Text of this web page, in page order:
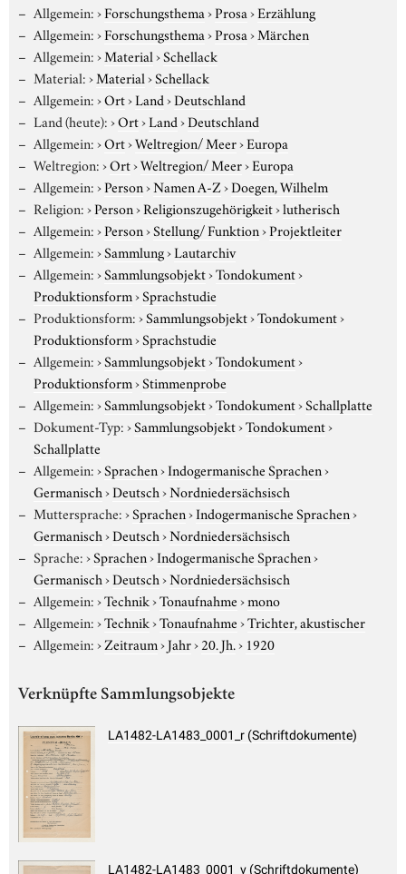
Allgemein:›Forschungsthema›Prosa›Erzählung
Allgemein:›Forschungsthema›Prosa›Märchen
Allgemein:›Material›Schellack
Material:›Material›Schellack
Allgemein:›Ort›Land›Deutschland
Land (heute):›Ort›Land›Deutschland
Allgemein:›Ort›Weltregion/ Meer›Europa
Weltregion:›Ort›Weltregion/ Meer›Europa
Allgemein:›Person›Namen A-Z›Doegen, Wilhelm
Religion:›Person›Religionszugehörigkeit›lutherisch
Allgemein:›Person›Stellung/ Funktion›Projektleiter
Allgemein:›Sammlung›Lautarchiv
Allgemein:›Sammlungsobjekt›Tondokument›
Produktionsform›Sprachstudie
Produktionsform:›Sammlungsobjekt›Tondokument›
Produktionsform›Sprachstudie
Allgemein:›Sammlungsobjekt›Tondokument›
Produktionsform›Stimmenprobe
Allgemein:›Sammlungsobjekt›Tondokument›Schallplatte
Dokument-Typ:›Sammlungsobjekt›Tondokument›
Schallplatte
Allgemein:›Sprachen›Indogermanische Sprachen›
Germanisch›Deutsch›Nordniedersächsisch
Muttersprache:›Sprachen›Indogermanische Sprachen›
Germanisch›Deutsch›Nordniedersächsisch
Sprache:›Sprachen›Indogermanische Sprachen›
Germanisch›Deutsch›Nordniedersächsisch
Allgemein:›Technik›Tonaufnahme›mono
Allgemein:›Technik›Tonaufnahme›Trichter, akustischer
Allgemein:›Zeitraum›Jahr›20. Jh.› 1920
Verknüpfte Sammlungsobjekte
LA1482-LA1483_0001_r (Schriftdokumente)
LA1482-LA1483_0001_v (Schriftdokumente)